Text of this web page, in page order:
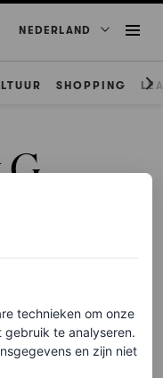
NEDERLAND
SHOPPING
opening
Herpen:
Senses’ eruit
technieken om onze
te analyseren.
en zijn niet